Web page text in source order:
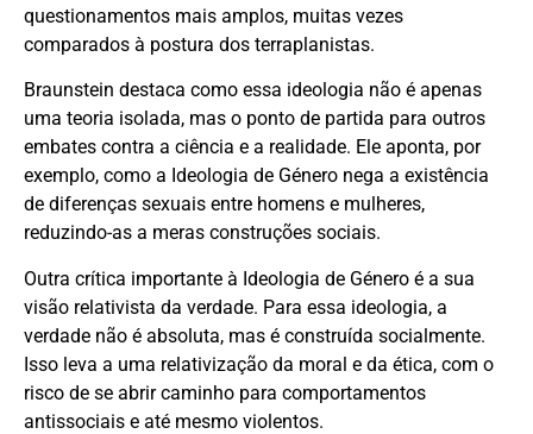
questionamentos mais amplos, muitas vezes
comparados à postura dos terraplanistas.
Braunstein destaca como essa ideologia não é apenas
uma teoria isolada, mas o ponto de partida para outros
embates contra a ciência e a realidade. Ele aponta, por
exemplo, como a Ideologia de Género nega a existência
de diferenças sexuais entre homens e mulheres,
reduzindo-as a meras construções sociais.
Outra crítica importante à Ideologia de Género é a sua
visão relativista da verdade. Para essa ideologia, a
verdade não é absoluta, mas é construída socialmente.
Isso leva a uma relativização da moral e da ética, com o
risco de se abrir caminho para comportamentos
antissociais e até mesmo violentos.